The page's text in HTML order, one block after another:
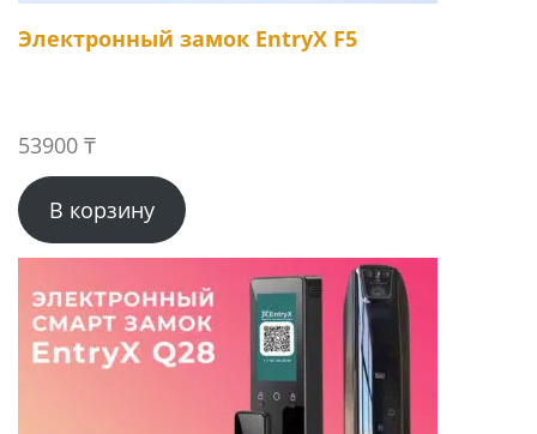
Электронный замок EntryX F5
53900 ₸
В корзину